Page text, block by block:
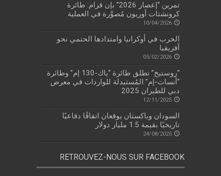
تمرين “إعصار 2026” بإن قزام: طائرة
كرونشتات أوريون مُصوَّرة في العملية
10/04/2026
الحرب في أوكرانيا وامتدادها الحتمي نحو
أفريقيا
05/02/2026
“روستيخ” تطلق طائرة “ياك-130 إم” وطائرة
“أنسات-إم” المُستبدلة للواردات في معرض
دبي للطيران 2025
12/11/2025
السودان وباكستان يوقعان اتفاقًا دفاعيًا
تاريخيًا بقيمة 1.5 مليار دولار
24/08/2025
RETROUVEZ-NOUS SUR FACEBOOK